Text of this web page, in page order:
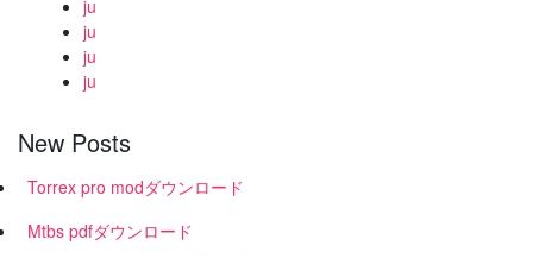
ju
ju
ju
ju
New Posts
Torrex pro modダウンロード
Mtbs pdfダウンロード